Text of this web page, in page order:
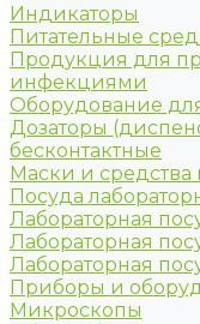
Индикаторы
Питательные
Продукция для
инфекциями
Оборудование
Дозаторы
бесконтактные
Маски и
Посуда
Лабораторная
Лабораторная
Лабораторная
Приборы и
Микроскопы